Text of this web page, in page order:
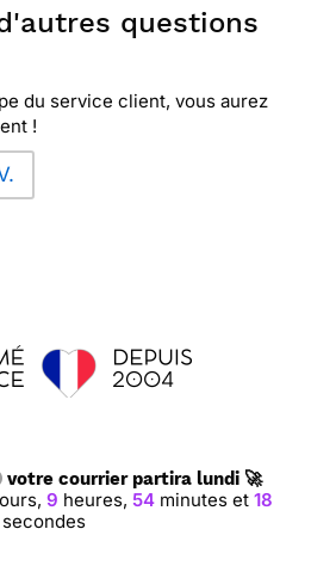
d'autres questions
du service client, vous aurez
!
votre courrier partira lundi 🚀
9 heures,54 minutes et17
secondes